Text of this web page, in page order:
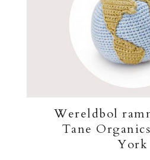
Wereldbol
Tane
York